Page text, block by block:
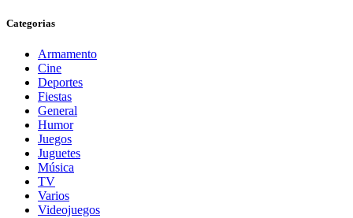
Categorias
Armamento
Cine
Deportes
Fiestas
General
Humor
Juegos
Juguetes
Música
TV
Varios
Videojuegos